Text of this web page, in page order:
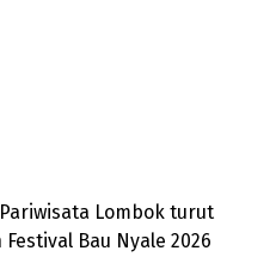
Lombok turut
Bau Nyale 2026